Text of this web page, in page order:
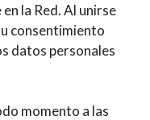
la Red. Al unirse
consentimiento
datos personales
momento a las